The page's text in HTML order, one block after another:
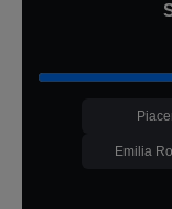
Emilia